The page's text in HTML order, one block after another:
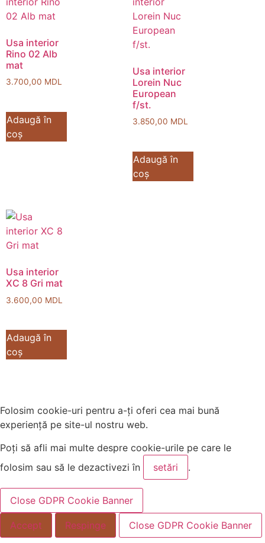
Usa interior
Rino 02 Alb
mat
3.700,00 MDL
Adaugă în
coș
Usa interior
Lorein Nuc
European
f/st.
3.850,00 MDL
Adaugă în
coș
Usa interior
XC 8 Gri mat
3.600,00 MDL
Adaugă în
coș
Folosim cookie-uri pentru a-ți oferi cea mai bună
experiență pe site-ul nostru web.
Poți să afli mai multe despre cookie-urile pe care le
folosim sau să le dezactivezi în
setări .
Close GDPR Cookie Banner
Accept Respinge Close GDPR Cookie Banner